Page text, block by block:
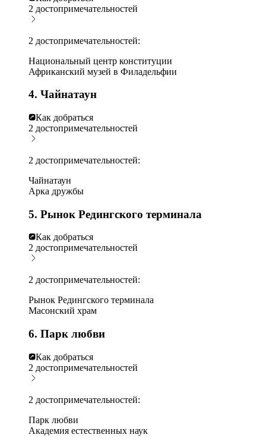
2 достопримечательностей
2 достопримечательностей:
Национальный центр конституции
Африканский музей в Филадельфии
4. Чайнатаун
Как добраться
2 достопримечательностей
2 достопримечательностей:
Чайнатаун
Арка дружбы
5. Рынок Редингского терминала
Как добраться
2 достопримечательностей
2 достопримечательностей:
Рынок Редингского терминала
Масонский храм
6. Парк любви
Как добраться
2 достопримечательностей
2 достопримечательностей:
Парк любви
Академия естественных наук